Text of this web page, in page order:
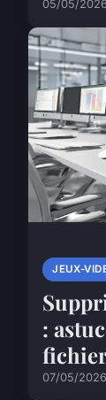
05/05/
JEUX-
:
07/05/